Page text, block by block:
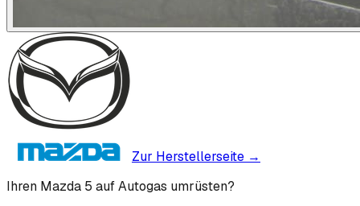
Zur Herstellerseite →
Ihren Mazda 5 auf Autogas umrüsten?